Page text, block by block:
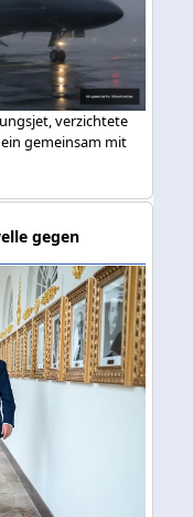
verzichtete
gemeinsam mit
gegen